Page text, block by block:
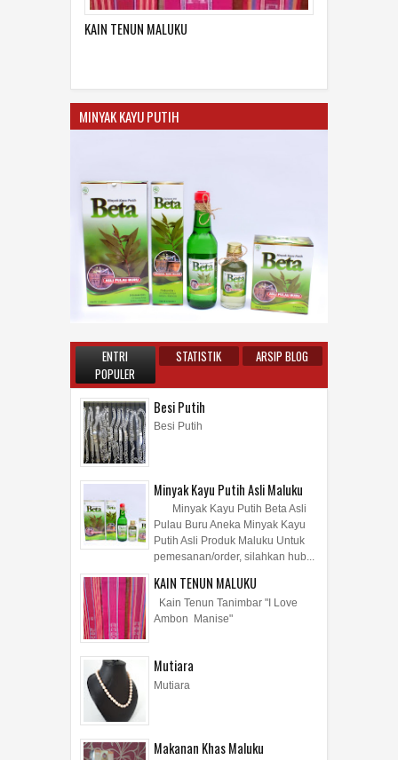
KAIN TENUN MALUKU
MINYAK KAYU PUTIH
ENTRI
POPULER
STATISTIK ARSIP BLOG
Besi Putih
Besi Putih
Minyak Kayu Putih Asli Maluku
Minyak Kayu Putih Beta Asli
Pulau Buru Aneka Minyak Kayu
Putih Asli Produk Maluku Untuk
pemesanan/order, silahkan hub...
KAIN TENUN MALUKU
Kain Tenun Tanimbar "I Love
Ambon Manise"
Mutiara
Mutiara
Makanan Khas Maluku